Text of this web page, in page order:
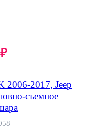
2006-2017, Jeep
съемное